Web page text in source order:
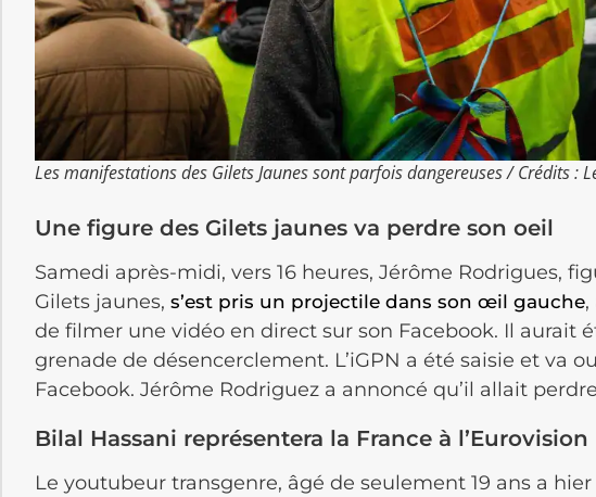
Les manifestations des Gilets Jaunes sont parfois dangereuses / Crédits :
Une figure des Gilets jaunes va perdre son oeil
Samedi après-midi, vers 16 heures, Jérôme Rodrigues,
Gilets jaunes, s’est pris un projectile dans son œil gauche,
de filmer une vidéo en direct sur son Facebook. Il aurait
grenade de désencerclement. L’iGPN a été saisie et va
Facebook. Jérôme Rodriguez a annoncé qu’il allait
Bilal Hassani représentera la France à l’Eurovision
Le youtubeur transgenre, âgé de seulement 19 ans a